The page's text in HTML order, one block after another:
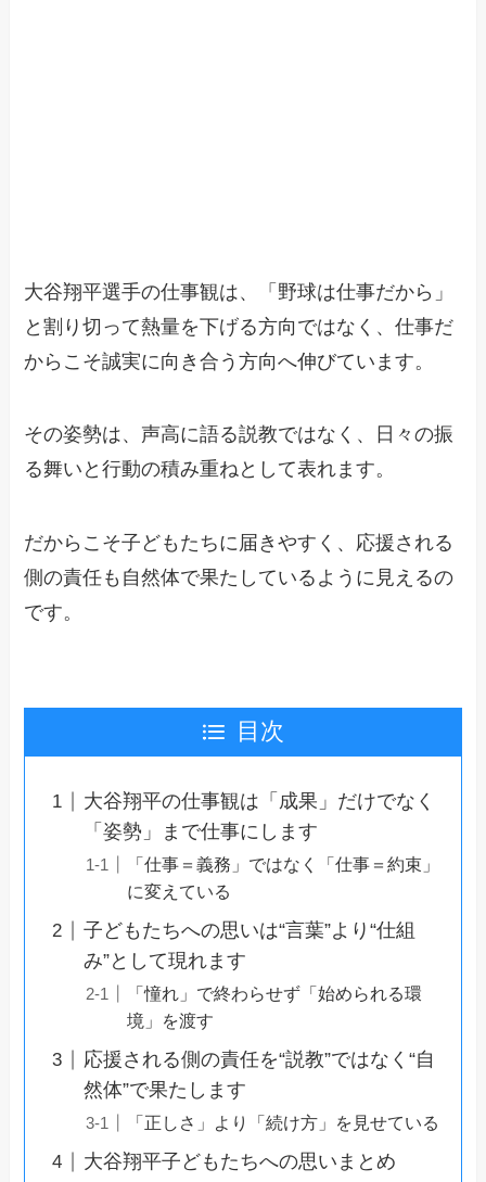
大谷翔平選手の仕事観は、「野球は仕事だから」
と割り切って熱量を下げる方向ではなく、仕事だ
からこそ誠実に向き合う方向へ伸びています。
その姿勢は、声高に語る説教ではなく、日々の振
る舞いと行動の積み重ねとして表れます。
だからこそ子どもたちに届きやすく、応援される
側の責任も自然体で果たしているように見えるの
です。
目次
大谷翔平の仕事観は「成果」だけでなく
「姿勢」まで仕事にします
「仕事＝義務」ではなく「仕事＝約束」
に変えている
子どもたちへの思いは“言葉”より“仕組
み”として現れます
「憧れ」で終わらせず「始められる環
境」を渡す
応援される側の責任を“説教”ではなく“自
然体”で果たします
「正しさ」より「続け方」を見せている
大谷翔平子どもたちへの思いまとめ